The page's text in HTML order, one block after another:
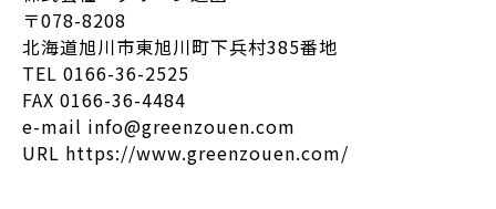
〒078-8208
北海道旭川市東旭川町下兵村385番地
TEL 0166-36-2525
FAX 0166-36-4484
e-mail info@greenzouen.com
URL https://www.greenzouen.com/